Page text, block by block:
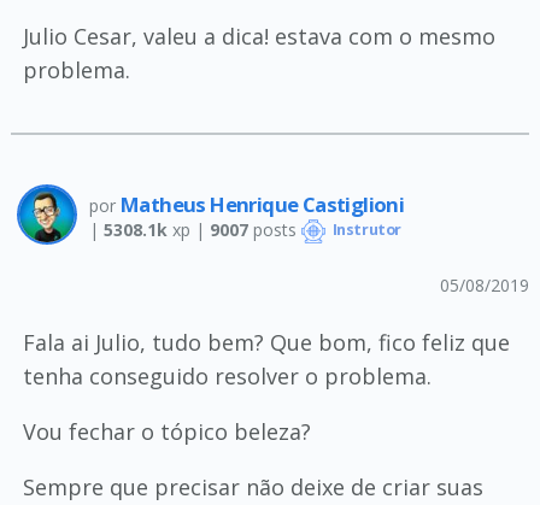
Julio Cesar, valeu a dica! estava com o mesmo
problema.
por Matheus Henrique Castiglioni
| 5308.1k xp | 9007posts Instrutor
05/08/2019
Fala ai Julio, tudo bem? Que bom, fico feliz que
tenha conseguido resolver o problema.
Vou fechar o tópico beleza?
Sempre que precisar não deixe de criar suas